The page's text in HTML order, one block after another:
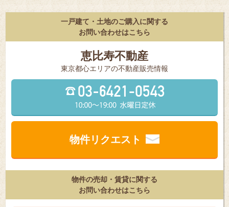
一戸建て・土地のご購入に関する
お問い合わせはこちら
恵比寿不動産
東京都⼼エリアの不動産販売情報
物件リクエスト
物件の売却・賃貸に関する
お問い合わせはこちら